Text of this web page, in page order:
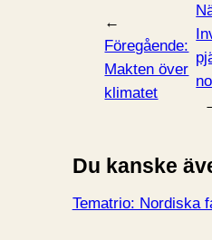
←
Föregående:
Makten över
klimatet
Du kanske
Tematrio: Nordiska